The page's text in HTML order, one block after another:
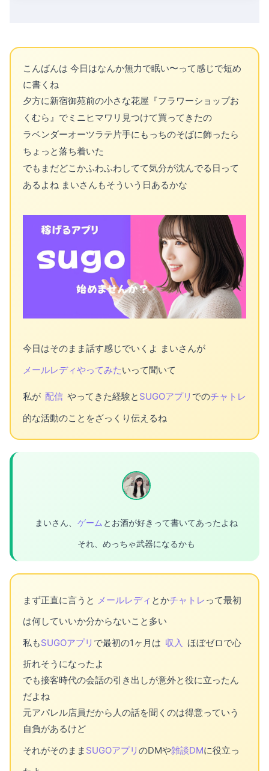
こんばんは 今日はなんか無力で眠い〜って感じで短め
に書くね
夕方に新宿御苑前の小さな花屋『フラワーショップお
くむら』でミニヒマワリ見つけて買ってきたの
ラベンダーオーツラテ片手にもっちのそばに飾ったら
ちょっと落ち着いた
でもまだどこかふわふわしてて気分が沈んでる日って
あるよね まいさんもそういう日あるかな
今日はそのまま話す感じでいくよ まいさんが
メールレディやってみたいって聞いて
私が 配信 やってきた経験と SUGOアプリ でのチャトレ
的な活動のことをざっくり伝えるね
まいさん、 ゲーム とお酒が好きって書いてあったよね
それ、めっちゃ武器になるかも
まず正直に言うと メールレディ とかチャトレ って最初
は何していいか分からないこと多い
私もSUGOアプリ で最初の1ヶ月は 収入 ほぼゼロで心
折れそうになったよ
でも接客時代の会話の引き出しが意外と役に立ったん
だよね
元アパレル店員だから人の話を聞くのは得意っていう
自負があるけど
それがそのまま SUGOアプリ のDMや雑談DMに役立っ